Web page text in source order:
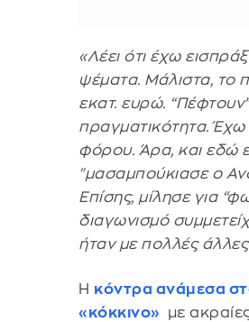
«Λέει ότι έχω
ψέματα. Μάλιστα, το
εκατ. ευρώ.
πραγματικότητα.
φόρου. Άρα, και εδώ
"μασαμπούκιασε ο
Επίσης, μίλησε για
διαγωνισμό
ήταν με πολλές
Η κόντρα ανάμεσα
«κόκκινο»
με